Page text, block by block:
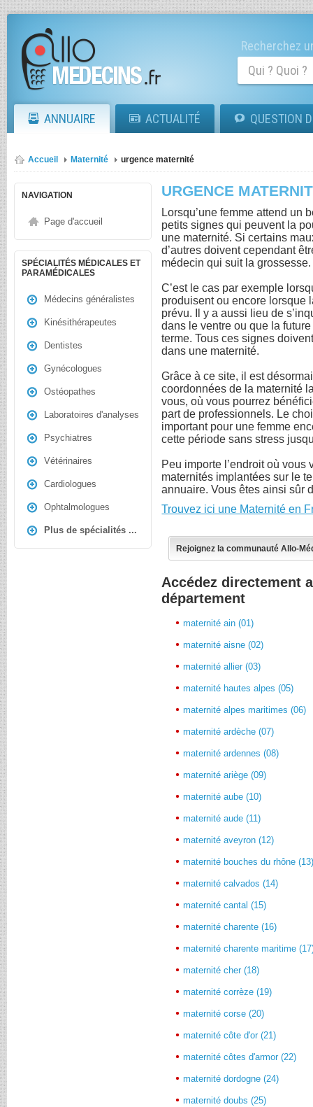
Recherchez
ANNUAIRE ACTUALITÉ QUESTION
Accueil Maternité urgence maternité
NAVIGATION
Page d'accueil
SPÉCIALITÉS MÉDICALES ET
PARAMÉDICALES
Médecins généralistes
Kinésithérapeutes
Dentistes
Gynécologues
Ostéopathes
Laboratoires d'analyses
Psychiatres
Vétérinaires
Cardiologues
Ophtalmologues
Plus de spécialités ...
URGENCE
Lorsqu’une femme attend un
petits signes qui peuvent la
une maternité. Si certains
d’autres doivent cependant
médecin qui suit la grossesse.
C’est le cas par exemple
produisent ou encore lorsque
prévu. Il y a aussi lieu de
dans le ventre ou que la
terme. Tous ces signes
dans une maternité.
Grâce à ce site, il est
coordonnées de la maternité
vous, où vous pourrez
part de professionnels. Le
important pour une femme
cette période sans stress
Peu importe l’endroit où
maternités implantées sur le
annuaire. Vous êtes ainsi sûr
Trouvez ici une Maternité en
Rejoignez la communauté Allo-
Accédez directement
département
maternité ain (01)
maternité aisne (02)
maternité allier (03)
maternité hautes alpes (05)
maternité alpes maritimes (06)
maternité ardèche (07)
maternité ardennes (08)
maternité ariège (09)
maternité aube (10)
maternité aude (11)
maternité aveyron (12)
maternité bouches du rhône
maternité calvados (14)
maternité cantal (15)
maternité charente (16)
maternité charente maritime
maternité cher (18)
maternité corrèze (19)
maternité corse (20)
maternité côte d'or (21)
maternité côtes d'armor (22)
maternité dordogne (24)
maternité doubs (25)